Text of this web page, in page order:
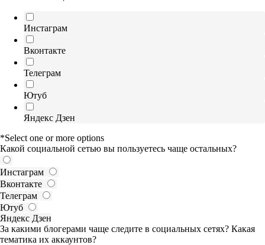
Инстаграм
Вконтакте
Телеграм
Ютуб
Яндекс Дзен
*Select one or more options
Какой социальной сетью вы пользуетесь чаще остальных?
Инстаграм
Вконтакте
Телеграм
Ютуб
Яндекс Дзен
За какими блогерами чаще следите в социальных сетях? Какая
тематика их аккаунтов?